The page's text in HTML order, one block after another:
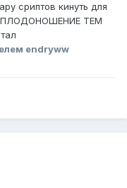
сриптов кинуть для
ПЛОДОНОШЕНИЕ ТЕМ
endryww